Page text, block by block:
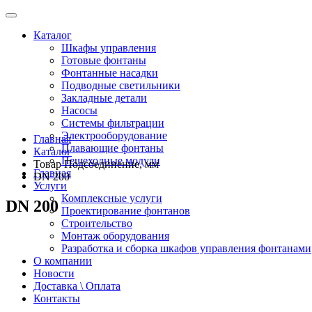
Каталог
Шкафы управления
Готовые фонтаны
Фонтанные насадки
Подводные светильники
Закладные детали
Насосы
Системы фильтрации
Электрооборудование
Плавающие фонтаны
Пешеходные модули
Главная
Услуги
Комплексные услуги
Проектирование фонтанов
Строительство
Монтаж оборудования
Разработка и сборка шкафов управления фонтанами
О компании
Новости
Доставка \ Оплата
Контакты
Главная
Каталог
Товар Подсоединение, мм
DN 200
DN 200